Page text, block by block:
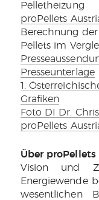
Pelletheizung
proPellets
Berechnung
Pellets im
Presseunterlage
1.
Grafiken
Foto DI Dr.
proPellets
Über
Vision und
Energiewende
wesentlichen